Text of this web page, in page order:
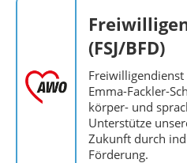
(FSJ/BFD)
Freiwilligendienst
Emma-Fackler-
körper- und
Unterstütze
Zukunft durch
Förderung.